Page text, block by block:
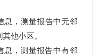
息，测量报告中无邻
他小区。
息，测量报告中有邻